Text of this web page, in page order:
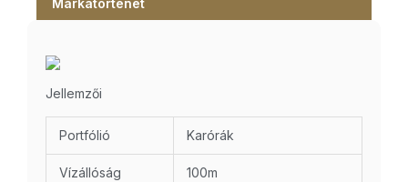
Márkatörténet
Jellemzői
Portfólió Karórák
Vízállóság 100m